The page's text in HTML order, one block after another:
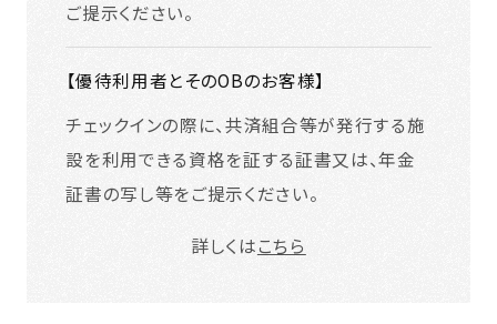
ご提示ください。
【優待利用者とそのOBのお客様】
チェックインの際に、共済組合等が発行する施
設を利用できる資格を証する証書又は、年金
証書の写し等をご提示ください。
詳しくはこちら